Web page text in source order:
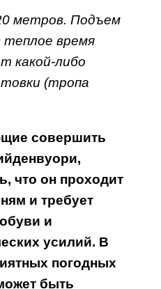
метров. Подъем
теплое время
какой-либо
(тропа
совершить
что он проходит
и требует
и
усилий. В
погодных
быть